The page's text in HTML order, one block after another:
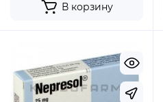
В корзину